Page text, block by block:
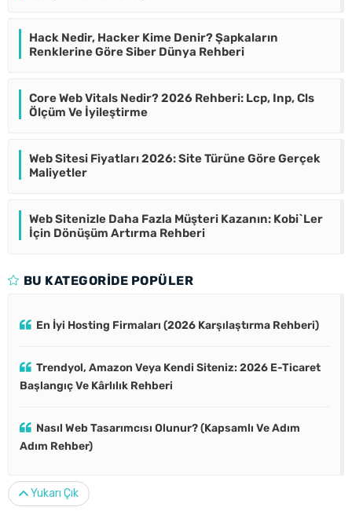
Hack Nedir, Hacker Kime Denir? Şapkaların
Renklerine Göre Siber Dünya Rehberi
Core Web Vitals Nedir? 2026 Rehberi: Lcp, Inp, Cls
Ölçüm Ve İyileştirme
Web Sitesi Fiyatları 2026: Site Türüne Göre Gerçek
Maliyetler
Web Sitenizle Daha Fazla Müşteri Kazanın: Kobi`Ler
İçin Dönüşüm Artırma Rehberi
BU KATEGORIDE POPÜLER
En İyi Hosting Firmaları (2026 Karşılaştırma Rehberi)
Trendyol, Amazon Veya Kendi Siteniz: 2026 E-Ticaret
Başlangıç Ve Kârlılık Rehberi
Nasıl Web Tasarımcısı Olunur? (Kapsamlı Ve Adım
Adım Rehber)
Yukarı Çık